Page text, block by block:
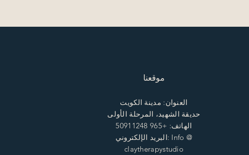
موقعنا
العنوان: مدينة الكويت
حديقة الشهيد، المرحلة الأولى
الهاتف: +965 50911248
البريد الإلكتروني: Info @
claytherapystudio